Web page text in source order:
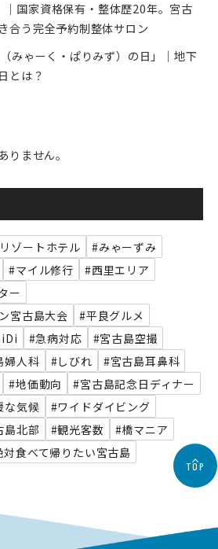
国家資格保有・整体歴20年。宮古
合う完全予約制整体サロン
みゃーく・ぱりみず）の日」｜地下
とは？
りません。
ゾートホテル
#みゃーずみ
#マイル修行
#西里エリア
ー
宮古島大会
#平良グルメ
#急病対応
#宮古島空撮
婦人科 #しびれ
#宮古島耳鼻科
#地価動向
#宮古島記念日ディナー
な気候
#ワイドダイビング
島北部 #観光客数
#橋マニア
対食べて帰りたい宮古島
TOP